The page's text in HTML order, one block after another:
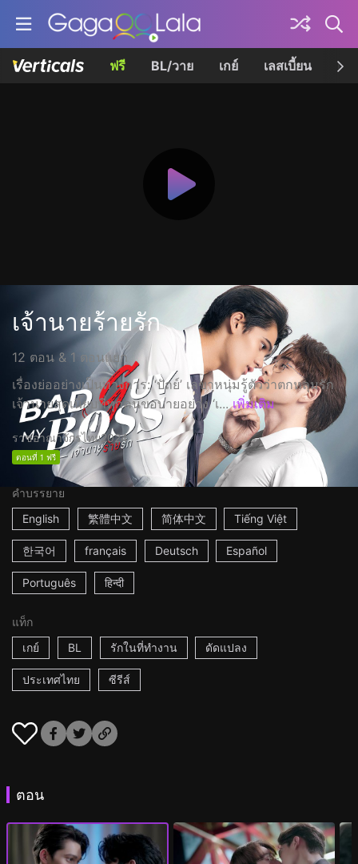
ฟรี BL/วาย เกย์ เลสเบี้ยน เค
เจ้านายร้ายรัก
12 ตอน & 1 ตอนแยก
เรื่องย่ออย่างเป็นทางการ: ‘ปัถย์’ เลขาหนุ่มรู้ตัวว่าตกหลุมรัก
เจ้านายสุดเนี๊ยบที่ทุกคนขอบายอย่าง ‘เ... เพิ่มเติม
ราชอาณาจักรไทย2024
ตอนที่ 1 ฟรี
คำบรรยาย
English
繁體中文 简体中文 Tiếng Việt
한국어 français Deutsch Español
Português हिन्दी
แท็ก
เกย์
BL รักในที่ทำงาน ดัดแปลง
ประเทศไทย ซีรีส์
ตอน